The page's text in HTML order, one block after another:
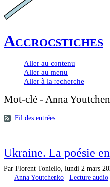
Accrocstiches
Aller au contenu
Aller au menu
Aller à la recherche
Mot-clé - Anna
Fil des entrées
Ukraine. La poésie
Par Florent Toniello, lundi 2 mars
Anna Youtchenko
Lecture audio